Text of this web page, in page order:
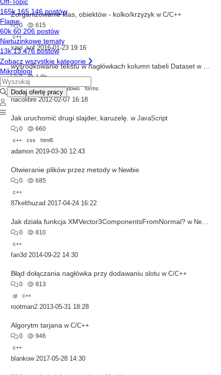
Zorganizowanie klas, obiektów - kolko/krzyzyk w C/C++
0
615
c++
xavi_sof 2016-01-23 19:16
wyśrodkowanie tekstu w nagłówkach kolumn tabeli Dataset w C/
0
1.8k
cli
c++ dataset windows forms
nacolibre 2012-02-07 16:18
Jak uruchomić drugi slajder, karuzelę. w JavaScript
0
660
c++
css html5
adamon 2019-03-30 12:43
Otwieranie plików przez metody w Newbie
0
685
c++
87kelthuzad 2017-04-24 16:22
Jak działa funkcja XMVector3ComponentsFromNormal? w Newbie
0
810
c++
fan3d 2014-09-22 14:30
Błąd dołączania nagłówka przy dodawaniu slotu w C/C++
0
813
qt
c++
rootman2 2013-05-31 18:28
Algorytm tarjana w C/C++
0
946
c++
blankow 2017-05-28 14:30